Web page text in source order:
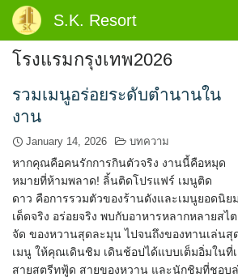
Skip
content
S.K. Resort
โรงแรมกรุงเทพ2026
รวมเมนูอร่อยระดับตำนานใน
งาน
January 14, 2026 บทความ
หากคุณคือคนรักการกินตัวจริง งานนี้คือหมุด
หมายที่ห้ามพลาด! ลิ้นติดโปรแฟร์ เมนูติด
ดาว คือการรวมตัวของร้านดังและเมนูยอดนิย
เด็ดจริง อร่อยจริง พบกับอาหารหลากหลายสไ
จัด ของหวานสุดละมุน ไปจนถึงของทานเล่นสุ
เมนู ให้คุณเดินชิม เดินช้อปได้แบบเต็มอิ่มในที่
สายสตรีทฟู้ด สายของหวาน และนักชิมที่ชอบล่